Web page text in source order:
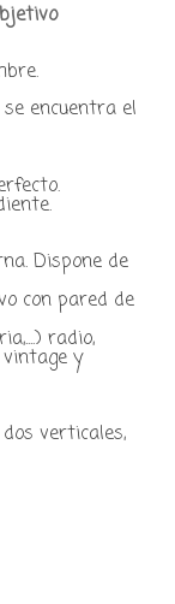
encuentra el
Dispone de
con pared de
radio,
y
verticales,